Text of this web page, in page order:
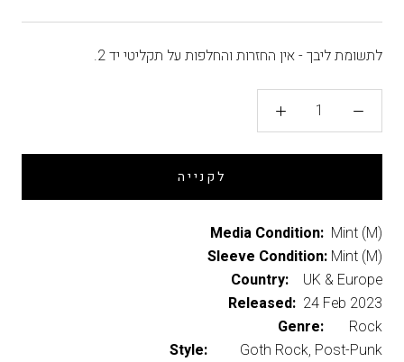
לתשומת ליבך - אין החזרות והחלפות על תקליטי יד 2.
לקנייה
Media Condition: Mint (M)
Sleeve Condition: Mint (M)
Country: UK & Europe
Released: 24 Feb 2023
Genre: Rock
Style: Goth Rock, Post-Punk